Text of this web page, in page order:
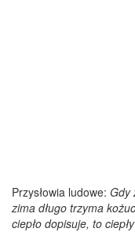
Przysłowia ludowe: Gdy
zima długo trzyma
ciepło dopisuje, to